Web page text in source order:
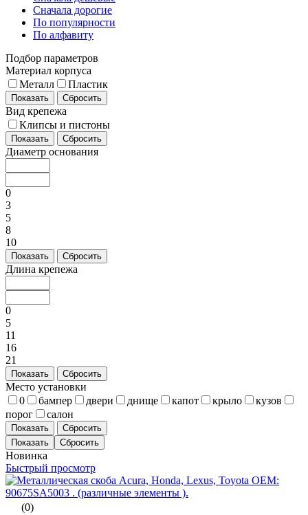
Сначала дорогие
По популярности
По алфавиту
Подбор параметров
Материал корпуса
Металл
Пластик
Показать Сбросить
Вид крепежа
Клипсы и пистоны
Показать Сбросить
Диаметр основания
0
3
5
8
10
Показать Сбросить
Длина крепежа
0
5
11
16
21
Показать Сбросить
Место установки
0
бампер двери днище капот крыло
кузов
порог
салон
Показать Сбросить
Новинка
Быстрый просмотр
(0)